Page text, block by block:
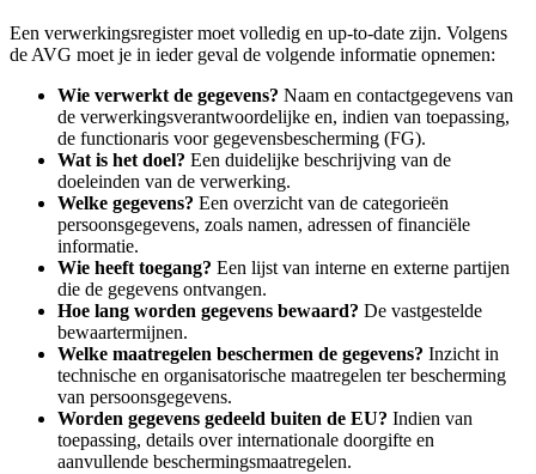
Een verwerkingsregister moet volledig en up-to-date zijn. Volgens
de AVG moet je in ieder geval de volgende informatie opnemen:
Wie verwerkt de gegevens? Naam en contactgegevens van
de verwerkingsverantwoordelijke en, indien van toepassing,
de functionaris voor gegevensbescherming (FG).
Wat is het doel? Een duidelijke beschrijving van de
doeleinden van de verwerking.
Welke gegevens? Een overzicht van de categorieën
persoonsgegevens, zoals namen, adressen of financiële
informatie.
Wie heeft toegang? Een lijst van interne en externe partijen
die de gegevens ontvangen.
Hoe lang worden gegevens bewaard? De vastgestelde
bewaartermijnen.
Welke maatregelen beschermen de gegevens? Inzicht in
technische en organisatorische maatregelen ter bescherming
van persoonsgegevens.
Worden gegevens gedeeld buiten de EU? Indien van
toepassing, details over internationale doorgifte en
aanvullende beschermingsmaatregelen.